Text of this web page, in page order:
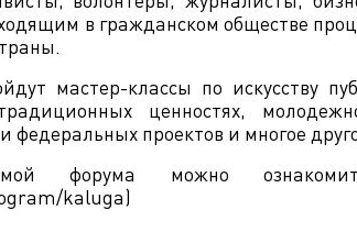
в гражданском обществе
мастер-классы по искусству
ценностях,
федеральных проектов и многое
форума можно
kaluga)